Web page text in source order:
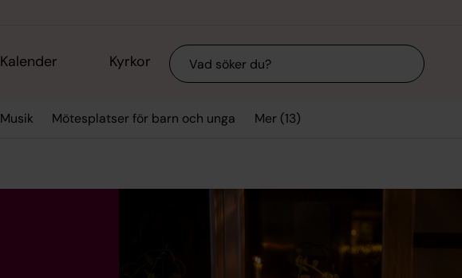
Kalender Kyrkor Sök
Musik Mötesplatser för barn och unga Mer (13)